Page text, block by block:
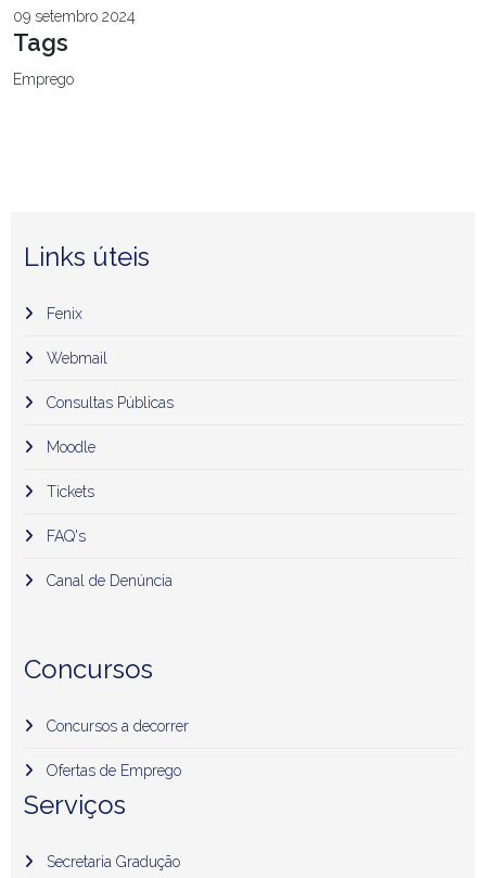
09 setembro 2024
Tags
Emprego
Links úteis
Fenix
Webmail
Consultas Públicas
Moodle
Tickets
FAQ's
Canal de Denúncia
Concursos
Concursos a decorrer
Ofertas de Emprego
Serviços
Secretaria Gradução